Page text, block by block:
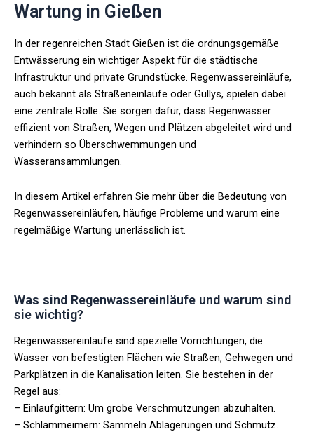
Wartung in Gießen
In der regenreichen Stadt Gießen ist die ordnungsgemäße
Entwässerung ein wichtiger Aspekt für die städtische
Infrastruktur und private Grundstücke. Regenwassereinläufe,
auch bekannt als Straßeneinläufe oder Gullys, spielen dabei
eine zentrale Rolle. Sie sorgen dafür, dass Regenwasser
effizient von Straßen, Wegen und Plätzen abgeleitet wird und
verhindern so Überschwemmungen und
Wasseransammlungen.
In diesem Artikel erfahren Sie mehr über die Bedeutung von
Regenwassereinläufen, häufige Probleme und warum eine
regelmäßige Wartung unerlässlich ist.
Was sind Regenwassereinläufe und warum sind
sie wichtig?
Regenwassereinläufe sind spezielle Vorrichtungen, die
Wasser von befestigten Flächen wie Straßen, Gehwegen und
Parkplätzen in die Kanalisation leiten. Sie bestehen in der
Regel aus:
– Einlaufgittern: Um grobe Verschmutzungen abzuhalten.
– Schlammeimern: Sammeln Ablagerungen und Schmutz.